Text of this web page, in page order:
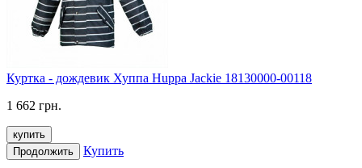
Куртка - дождевик Хуппа Huppa Jackie 18130000-00118
1 662 грн.
купить
Продолжить
Купить